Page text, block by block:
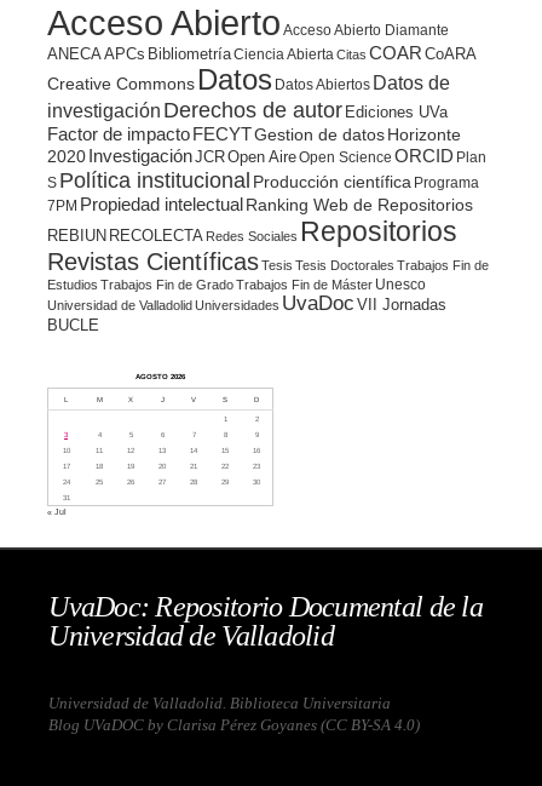
Acceso Abierto Acceso Abierto Diamante
ANECA APCs BibliometríaCiencia Abierta Citas COAR CoARA
Creative Commons Datos Datos Abiertos Datos de
investigación Derechos de autor Ediciones UVa
Factor de impacto FECYTGestion de datosHorizonte
2020 InvestigaciónJCROpen AireOpen Science ORCID Plan
S Política institucional Producción científica Programa
7PM Propiedad intelectualRanking Web de Repositorios
REBIUN RECOLECTA Redes Sociales Repositorios
Revistas CientíficasTesis Tesis Doctorales Trabajos Fin de
Estudios Trabajos Fin de GradoTrabajos Fin de Máster Unesco
Universidad de ValladolidUniversidades UvaDoc VII Jornadas
BUCLE
AGOSTO 2026
L M X J V S D
1
2
3
4 5 6 7 8
9
10
11 12 13 14 15
16
17
18 19 20 21 22
23
24
25 26 27 28 29
30
31
« Jul
UvaDoc: Repositorio Documental de la
Universidad de Valladolid
Universidad de Valladolid. Biblioteca Universitaria
Blog UVaDOC by Clarisa Pérez Goyanes (CC BY-SA 4.0)